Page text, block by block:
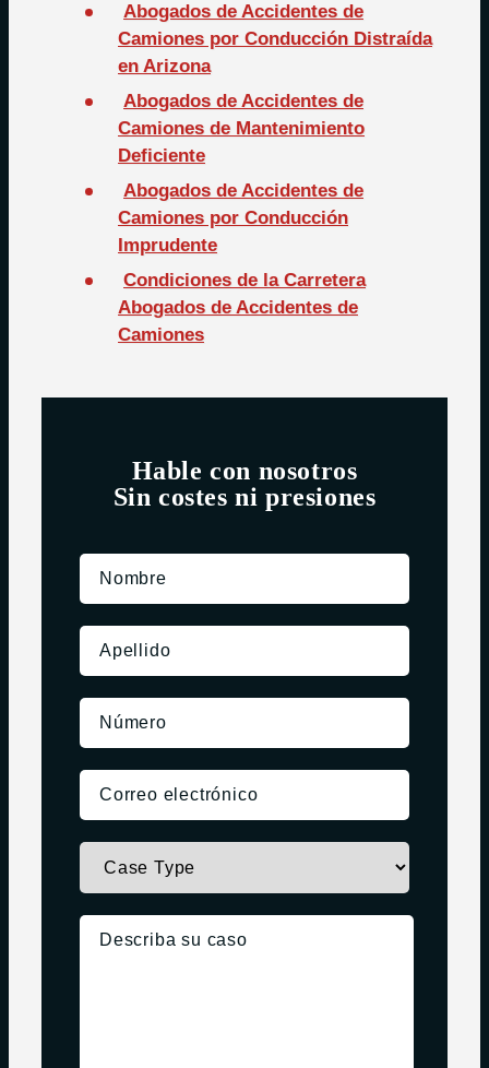
Hable con nosotros
Sin costes ni presiones
Abogados de Accidentes de
Camiones por Conducción Distraída
en Arizona
Abogados de Accidentes de
Camiones de Mantenimiento
Deficiente
Abogados de Accidentes de
Camiones por Conducción
Imprudente
Condiciones de la Carretera
Abogados de Accidentes de
Camiones